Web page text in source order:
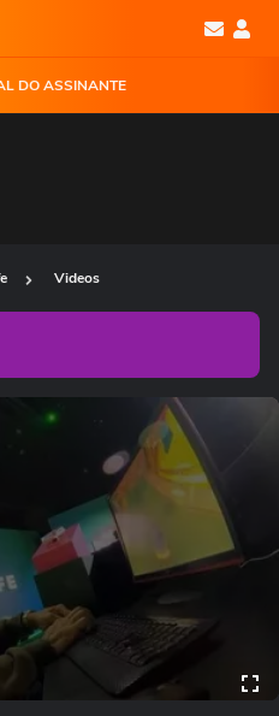
DO ASSINANTE
Videos